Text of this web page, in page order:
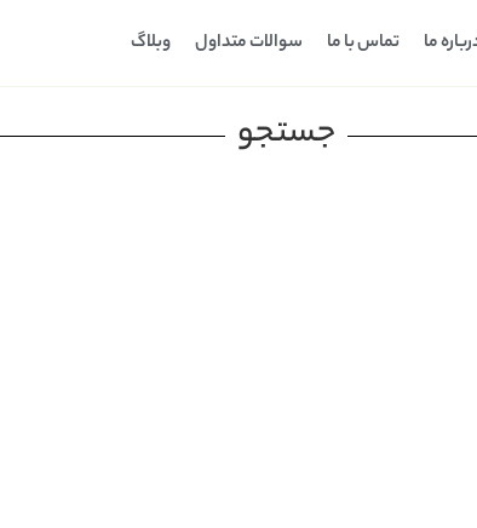
ما تماس با ما سوالات متداول وبلاگ
جستجو